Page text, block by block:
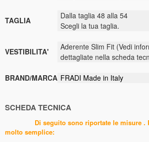
TAGLIA
Dalla taglia 48 alla 54
Scegli la tua taglia.
VESTIBILITA'
Aderente Slim Fit (Vedi
dettagliate nella scheda
BRAND/MARCA FRADI Made in Italy
SCHEDA TECNICA
Di seguito sono riportate le misure .
molto semplice: